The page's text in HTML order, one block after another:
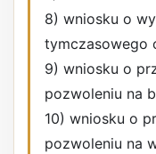
8) wniosku o
tymczasowego
9) wniosku o
pozwoleniu na
10) wniosku o
pozwoleniu na